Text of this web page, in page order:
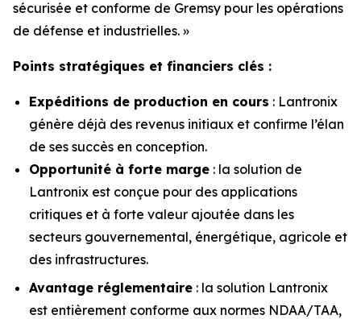
sécurisée et conforme de Gremsy pour les opérations
de défense et industrielles. »
Points stratégiques et financiers clés :
Expéditions de production en cours : Lantronix
génère déjà des revenus initiaux et confirme l’élan
de ses succès en conception.
Opportunité à forte marge : la solution de
Lantronix est conçue pour des applications
critiques et à forte valeur ajoutée dans les
secteurs gouvernemental, énergétique, agricole et
des infrastructures.
Avantage réglementaire : la solution Lantronix
est entièrement conforme aux normes NDAA/TAA,